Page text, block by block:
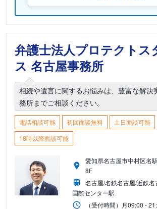
弁護士法人プロテクトス
ス 名古屋事務所
相続や遺言に関するお悩みは、豊富な解決
務所までご相談ください。
電話相談可能 初回面談無料
土日面談可能
18時以降面談可能
愛知県名古屋市中村区名
8F
名古屋/名鉄名古屋/近鉄名
国際センター駅
（受付時間） 月09:00 -